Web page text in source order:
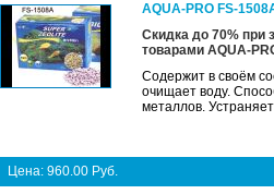
AQUA-PRO FS-
Скидка до 70% при
товарами AQUA-
Содержит в своём
очищает воду.
металлов.
Цена: 960.00 Руб.